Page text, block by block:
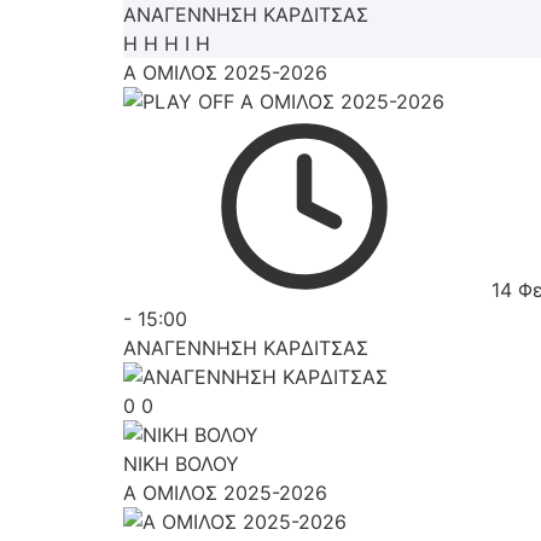
ΑΝΑΓΕΝΝΗΣΗ ΚΑΡΔΙΤΣΑΣ
Η Η Η Ι Η
Α ΟΜΙΛΟΣ 2025-2026
14
- 15:00
ΑΝΑΓΕΝΝΗΣΗ ΚΑΡΔΙΤΣΑΣ
0 0
ΝΙΚΗ ΒΟΛΟΥ
Α ΟΜΙΛΟΣ 2025-2026